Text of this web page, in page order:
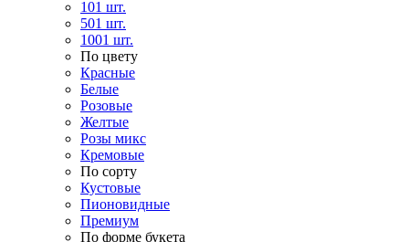
101 шт.
501 шт.
1001 шт.
По цвету
Красные
Белые
Розовые
Желтые
Розы микс
Кремовые
По сорту
Кустовые
Пионовидные
Премиум
По форме букета